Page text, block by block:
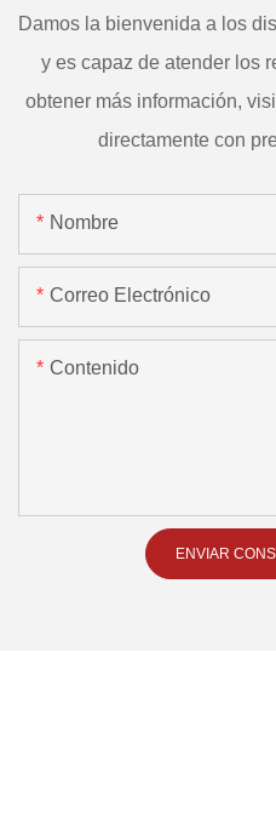
Damos la bienvenida a los
y es capaz de atender los
obtener más información,
directamente con
Nombre
Correo Electrónico
Contenido
ENVIAR